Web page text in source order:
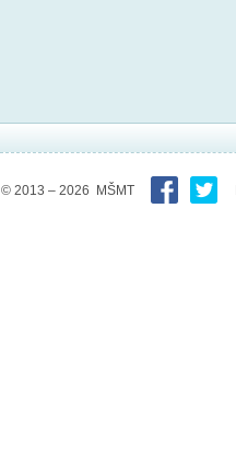
© 2013 – 2026 MŠMT